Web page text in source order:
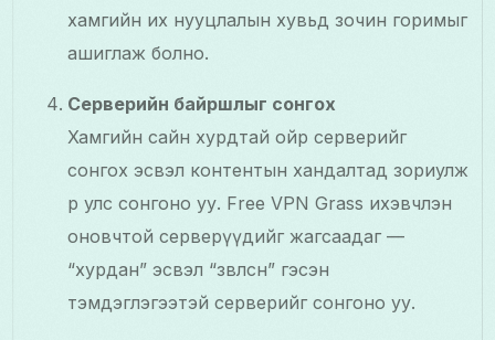
хамгийн их нууцлалын хувьд зочин горимыг
ашиглаж болно.
Серверийн байршлыг сонгох
Хамгийн сайн хурдтай ойр серверийг
сонгох эсвэл контентын хандалтад зориулж
өөр улс сонгоно уу. Free VPN Grass ихэвчлэн
оновчтой серверүүдийг жагсаадаг —
“хурдан” эсвэл “зөвлөсөн” гэсэн
тэмдэглэгээтэй серверийг сонгоно уу.